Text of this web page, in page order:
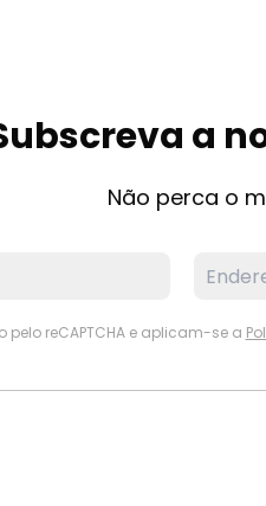
a
Não perca o
pelo reCAPTCHA e aplicam-se a